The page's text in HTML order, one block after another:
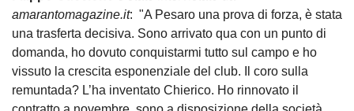
amarantomagazine.it: "A Pesaro una prova di forza, è stata
una trasferta decisiva. Sono arrivato qua con un punto di
domanda, ho dovuto conquistarmi tutto sul campo e ho
vissuto la crescita esponenziale del club. Il coro sulla
remuntada? L’ha inventato Chierico. Ho rinnovato il